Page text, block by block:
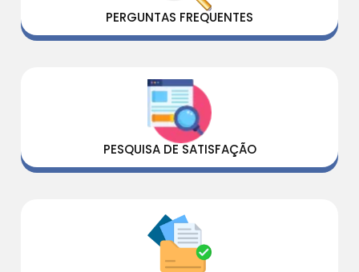
PERGUNTAS FREQUENTES
PESQUISA DE SATISFAÇÃO